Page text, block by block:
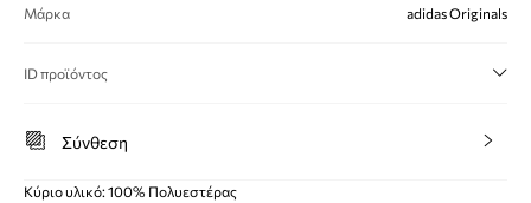
Μάρκα adidas Originals
ID προϊόντος
Σύνθεση
Κύριο υλικό: 100% Πολυεστέρας